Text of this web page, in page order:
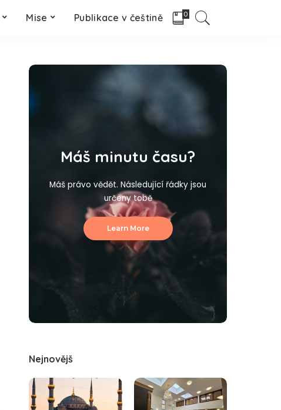
Mise Publikace v češtině 0
Máš minutu času?
Máš právo vědět. Následující řádky jsou
určeny tobě
Learn More
Nejnovějš